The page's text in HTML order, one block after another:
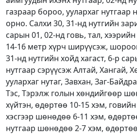
газраар бороо, уулархаг нутгаар
орно. Салхи 30, 31-нд нутгийн
сарын 01, 02-нд говь, тал,
14-16 метр хүрч ширүүсэж,
31-нд нутгийн хойд хагаст, 6-р
нутгаар сэрүүсэж Алтай, Хангай,
уулархаг нутаг, Завхан, Заг-
Тэс, Тэрэлж голын хөндийгөөр
хүйтэн, өдөртөө 10-15 хэм,
хэсгээр шөнөдөө 6-11 хэм,
нутгаар шөнөдөө 2-7 хэм,